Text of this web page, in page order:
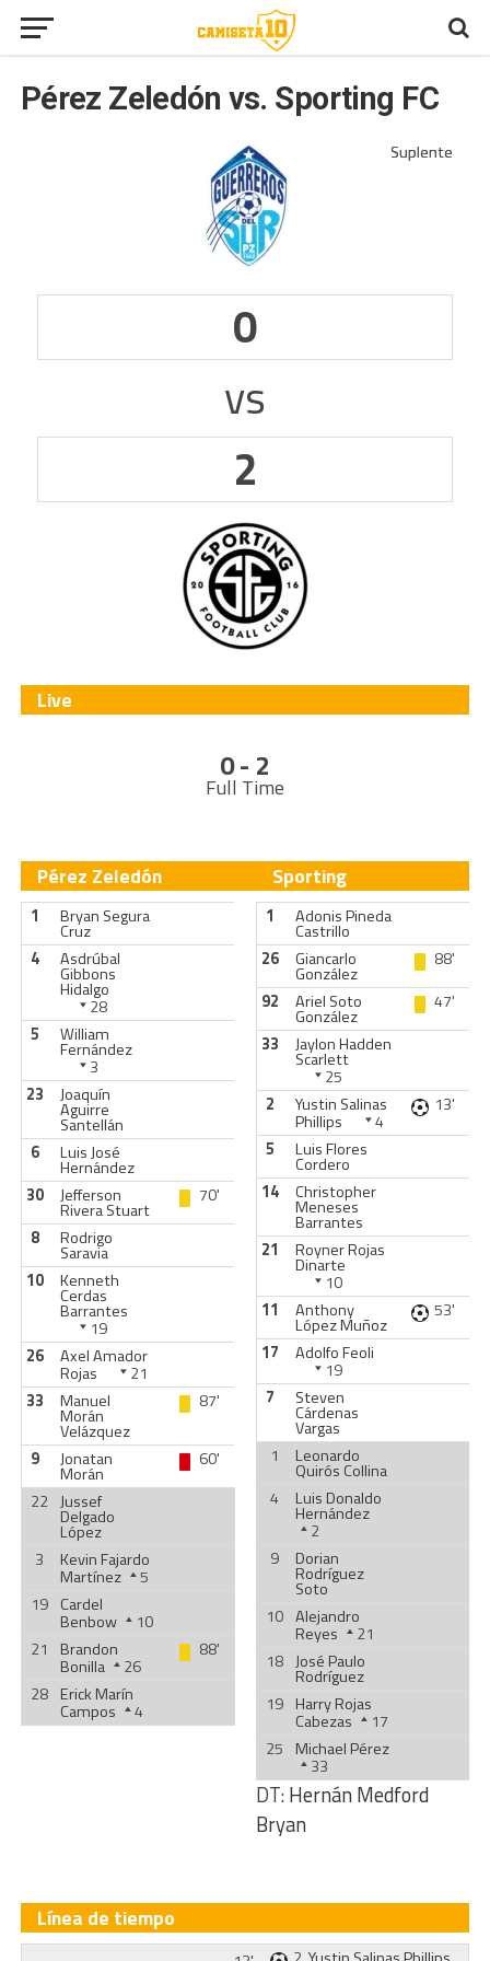
Pérez Zeledón vs. Sporting FC
0
vs
2
Live
0 - 2
Full Time
Pérez Zeledón
1 Bryan Segura
Cruz
4
Asdrúbal
Gibbons
Hidalgo
28
5
William
Fernández
3
23
Joaquín
Aguirre
Santellán
6
Luis José
Hernández
30
Jefferson
Rivera Stuart
70'
8
Rodrigo
Saravia
10
Kenneth
Cerdas
Barrantes
19
26
Axel Amador
Rojas
21
33
Manuel
Morán
Velázquez
87'
9 Jonatan
Morán
60'
22 Jussef
Delgado
López
3
Kevin Fajardo
Martínez
5
19 Cardel
Benbow
10
21 Brandon
Bonilla 26
88'
28 Erick Marín
Campos 4
Sporting
1 Adonis Pineda
Castrillo
26
Giancarlo
González
88'
92
Ariel Soto
González
47'
33
Jaylon Hadden
Scarlett
25
2
Yustin Salinas
Phillips 4
13'
5
Luis Flores
Cordero
14
Christopher
Meneses
Barrantes
21
Royner Rojas
Dinarte
10
11
Anthony
López Muñoz
53'
17
Adolfo Feoli
19
7
Steven
Cárdenas
Vargas
1
Leonardo
Quirós Collina
4
Luis Donaldo
Hernández
2
9
Dorian
Rodríguez
Soto
10 Alejandro
Reyes
21
18 José Paulo
Rodríguez
19 Harry Rojas
Cabezas
17
25 Michael Pérez
33
DT:Hernán Medford
Bryan
Línea de tiempo